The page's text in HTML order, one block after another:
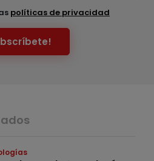
políticas de privacidad